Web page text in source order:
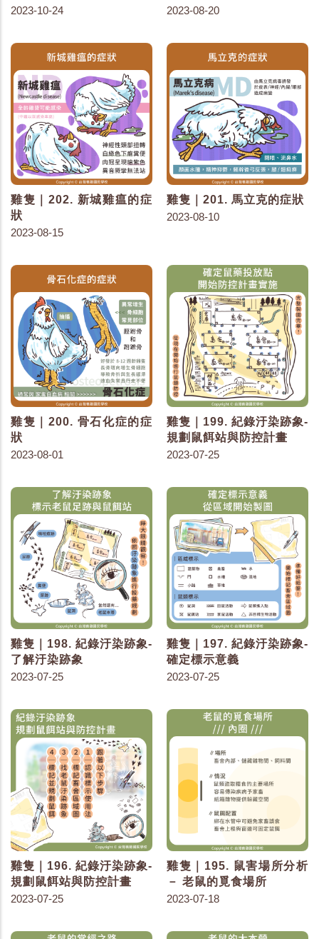
2023-10-24
2023-08-20
雞隻｜202. 新城雞瘟的症
狀
2023-08-15
雞隻｜201. 馬立克的症狀
2023-08-10
雞隻｜200. 骨石化症的症
狀
2023-08-01
雞隻｜199. 紀錄汙染跡象-
規劃鼠餌站與防控計畫
2023-07-25
雞隻｜198. 紀錄汙染跡象-
了解汙染跡象
2023-07-25
雞隻｜197. 紀錄汙染跡象-
確定標示意義
2023-07-25
雞隻｜196. 紀錄汙染跡象-
規劃鼠餌站與防控計畫
2023-07-25
雞隻｜195. 鼠害場所分析
－ 老鼠的覓食場所
2023-07-18